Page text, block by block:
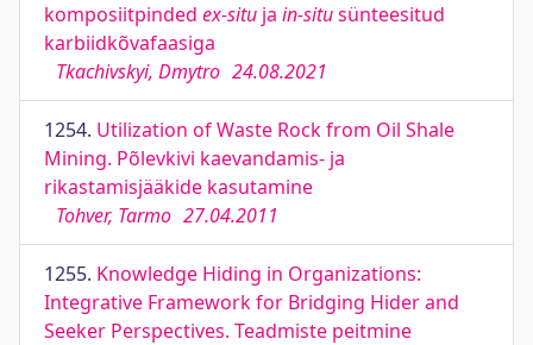
komposiitpinded ex-situ ja in-situsünteesitud
karbiidkõvafaasiga
Tkachivskyi, Dmytro 24.08.2021
1254. Utilization of Waste Rock from Oil Shale
Mining. Põlevkivi kaevandamis- ja
rikastamisjääkide kasutamine
Tohver, Tarmo 27.04.2011
1255. Knowledge Hiding in Organizations:
Integrative Framework for Bridging Hider and
Seeker Perspectives. Teadmiste peitmine